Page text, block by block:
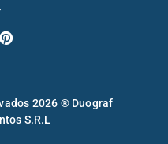
Pinterest
2026 ® Duograf
S.R.L